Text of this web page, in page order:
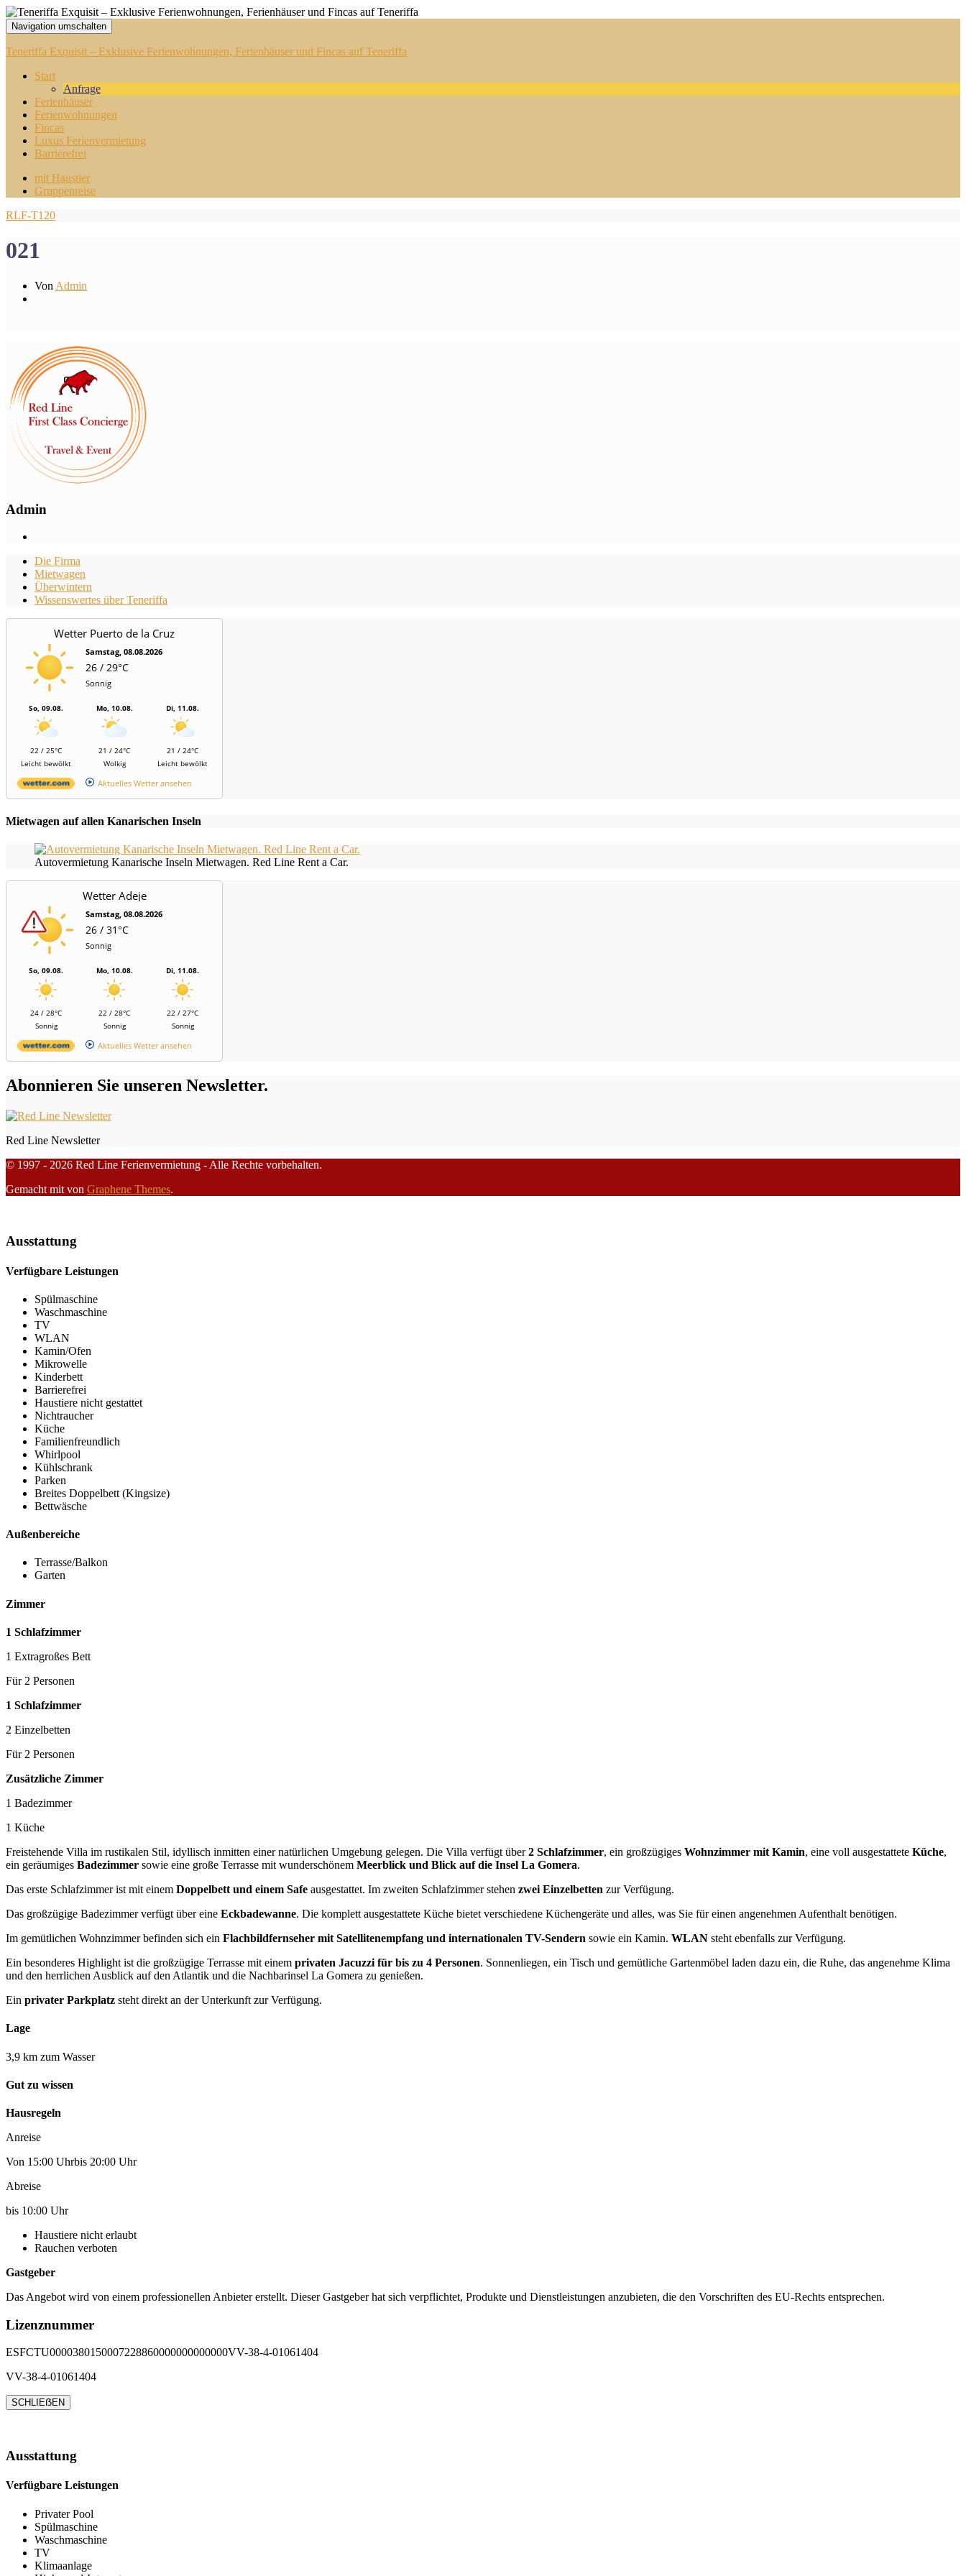
Navigation umschalten
Teneriffa Exquisit – Exklusive Ferienwohnungen, Ferienhäuser und Fincas auf Teneriffa
Start
Anfrage
Ferienhäuser
Ferienwohnungen
Fincas
Luxus Ferienvermietung
Barrierefrei
mit Haustier
Gruppenreise
RLF-T120
021
Von Admin
Admin
Die Firma
Mietwagen
Überwintern
Wissenswertes über Teneriffa
Wetter Puerto de la Cruz
Samstag, 08.08.2026
26 / 29°C
Sonnig
So, 09.08.
22 / 25°C
Leicht bewölkt
Mo, 10.08.
21 / 24°C
Wolkig
Di, 11.08.
21 / 24°C
Leicht bewölkt
Aktuelles Wetter ansehen
Mietwagen auf allen Kanarischen Inseln
Autovermietung Kanarische Inseln Mietwagen. Red Line Rent a Car.
Wetter Adeje
Samstag, 08.08.2026
26 / 31°C
Sonnig
So, 09.08.
24 / 28°C
Sonnig
Mo, 10.08.
22 / 28°C
Sonnig
Di, 11.08.
22 / 27°C
Sonnig
Aktuelles Wetter ansehen
Abonnieren Sie unseren Newsletter.
Red Line Newsletter
© 1997 - 2026 Red Line Ferienvermietung - Alle Rechte vorbehalten.
Gemacht mit von Graphene Themes.
Ausstattung
Verfügbare Leistungen
Spülmaschine
Waschmaschine
TV
WLAN
Kamin/Ofen
Mikrowelle
Kinderbett
Barrierefrei
Haustiere nicht gestattet
Nichtraucher
Küche
Familienfreundlich
Whirlpool
Kühlschrank
Parken
Breites Doppelbett (Kingsize)
Bettwäsche
Außenbereiche
Terrasse/Balkon
Garten
Zimmer
1 Schlafzimmer
1 Extragroßes Bett
Für 2 Personen
1 Schlafzimmer
2 Einzelbetten
Für 2 Personen
Zusätzliche Zimmer
1 Badezimmer
1 Küche
Freistehende Villa im rustikalen Stil, idyllisch inmitten einer natürlichen Umgebung gelegen. Die Villa verfügt über2 Schlafzimmer, ein großzügiges Wohnzimmer mit Kamin, eine voll ausgestattete Küche,
ein geräumiges Badezimmer sowie eine große Terrasse mit wunderschönem Meerblick und Blick auf die Insel La Gomera.
Das erste Schlafzimmer ist mit einem Doppelbett und einem Safe ausgestattet. Im zweiten Schlafzimmer stehen zwei Einzelbetten zur Verfügung.
Das großzügige Badezimmer verfügt über eine Eckbadewanne. Die komplett ausgestattete Küche bietet verschiedene Küchengeräte und alles, was Sie für einen angenehmen Aufenthalt benötigen.
Im gemütlichen Wohnzimmer befinden sich ein Flachbildfernseher mit Satellitenempfang und internationalen TV-Sendern sowie ein Kamin. WLAN steht ebenfalls zur Verfügung.
Ein besonderes Highlight ist die großzügige Terrasse mit einem privaten Jacuzzi für bis zu 4 Personen. Sonnenliegen, ein Tisch und gemütliche Gartenmöbel laden dazu ein, die Ruhe, das angenehme Klima
und den herrlichen Ausblick auf den Atlantik und die Nachbarinsel La Gomera zu genießen.
Ein privater Parkplatz steht direkt an der Unterkunft zur Verfügung.
Lage
3,9 km zum Wasser
Gut zu wissen
Hausregeln
Anreise
Von 15:00 Uhrbis 20:00 Uhr
Abreise
bis 10:00 Uhr
Haustiere nicht erlaubt
Rauchen verboten
Gastgeber
Das Angebot wird von einem professionellen Anbieter erstellt. Dieser Gastgeber hat sich verpflichtet, Produkte und Dienstleistungen anzubieten, die den Vorschriften des EU-Rechts entsprechen.
Lizenznummer
ESFCTU0000380150007228860000000000000VV-38-4-01061404
VV-38-4-01061404
SCHLIEẞEN
Ausstattung
Verfügbare Leistungen
Privater Pool
Spülmaschine
Waschmaschine
TV
Klimaanlage